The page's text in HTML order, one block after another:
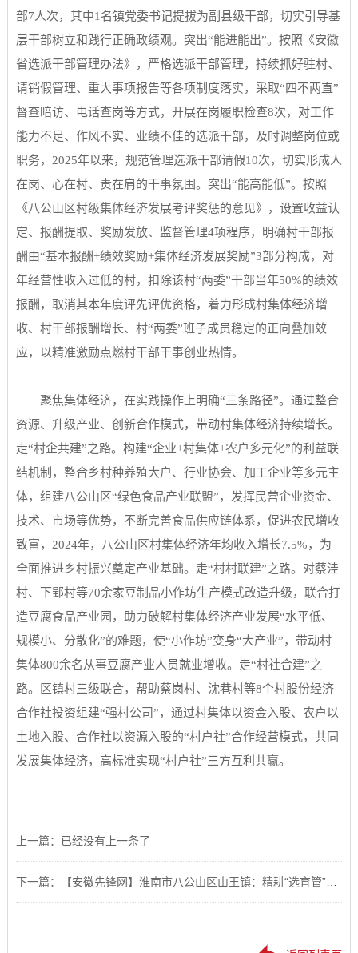
部7人次，其中1名镇党委书记提拔为副县级干部，切实引导基
层干部树立和践行正确政绩观。突出“能进能出”。按照《安徽
省选派干部管理办法》，严格选派干部管理，持续抓好驻村、
请销假管理、重大事项报告等各项制度落实，采取“四不两直”
督查暗访、电话查岗等方式，开展在岗履职检查8次，对工作
能力不足、作风不实、业绩不佳的选派干部，及时调整岗位或
职务，2025年以来，规范管理选派干部请假10次，切实形成人
在岗、心在村、责在肩的干事氛围。突出“能高能低”。按照
《八公山区村级集体经济发展考评奖惩的意见》，设置收益认
定、报酬提取、奖励发放、监督管理4项程序，明确村干部报
酬由“基本报酬+绩效奖励+集体经济发展奖励”3部分构成，对
年经营性收入过低的村，扣除该村“两委”干部当年50%的绩效
报酬，取消其本年度评先评优资格，着力形成村集体经济增
收、村干部报酬增长、村“两委”班子成员稳定的正向叠加效
应，以精准激励点燃村干部干事创业热情。
聚焦集体经济，在实践操作上明确“三条路径”。通过整合
资源、升级产业、创新合作模式，带动村集体经济持续增长。
走“村企共建”之路。构建“企业+村集体+农户多元化”的利益联
结机制，整合乡村种养殖大户、行业协会、加工企业等多元主
体，组建八公山区“绿色食品产业联盟”，发挥民营企业资金、
技术、市场等优势，不断完善食品供应链体系，促进农民增收
致富，2024年，八公山区村集体经济年均收入增长7.5%，为
全面推进乡村振兴奠定产业基础。走“村村联建”之路。对蔡洼
村、下郢村等70余家豆制品小作坊生产模式改造升级，联合打
造豆腐食品产业园，助力破解村集体经济产业发展“水平低、
规模小、分散化”的难题，使“小作坊”变身“大产业”，带动村
集体800余名从事豆腐产业人员就业增收。走“村社合建”之
路。区镇村三级联合，帮助蔡岗村、沈巷村等8个村股份经济
合作社投资组建“强村公司”，通过村集体以资金入股、农户以
土地入股、合作社以资源入股的“村户社”合作经营模式，共同
发展集体经济，高标准实现“村户社”三方互利共赢。
上一篇：已经没有上一条了
下一篇：【安徽先锋网】淮南市八公山区山王镇：精耕“选育管”锻造高质量村干部队伍